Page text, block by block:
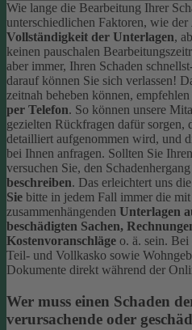
Wie lange die Bearbeitung Ihrer
unterschiedlichen Faktoren, wie der
Vollständigkeit der Unterlagen,
keinen pauschalen
aber immer, Ihren Schaden
darauf können Sie sich verlassen!
zeitnah beheben können,
per Telefon. So können unsere
gezielten Rückfragen dafür sorgen,
detailliert aufgenommen wird, und
bei Ihnen anfragen. Sollten Sie
versuchen Sie, den Schadenhergang
beschreiben. Das erleichtert uns
Sie bitte in jedem Fall immer die
zusammenhängenden Unterlagen
beschädigten Sachen,
Kostenvoranschläge o. ä. sein. Bei
Teil- und Vollkasko sowie
Dokumente direkt während der
Wer muss einen Schaden
verursachende oder